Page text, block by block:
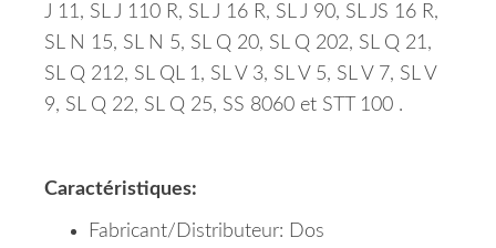
J 11, SL J 110 R, SL J 16 R, SL J 90, SL JS 16 R,
SL N 15, SL N 5, SL Q 20, SL Q 202, SL Q 21,
SL Q 212, SL QL 1, SL V 3, SL V 5, SL V 7, SL V
9, SL Q 22, SL Q 25, SS 8060 et STT 100 .
Caractéristiques:
Fabricant/Distributeur: Dos